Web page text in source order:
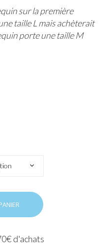
sur la première
taille L mais achèterait
porte une taille M
d'achats